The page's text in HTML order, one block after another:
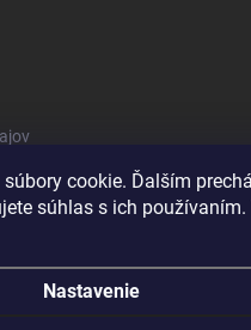
cookie. Ďalším
súhlas s ich používaním.
Nastavenie